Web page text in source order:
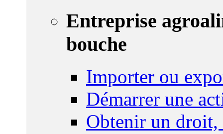
Entreprise
bouche
Importer ou
Démarrer une
Obtenir un droit,